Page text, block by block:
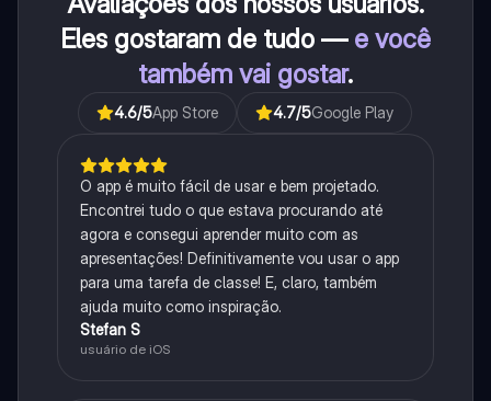
Eles gostaram de tudo — e você
também vai gostar.
4.6/5App Store 4.7/5Google Play
O app é muito fácil de usar e bem projetado.
Encontrei tudo o que estava procurando até
agora e consegui aprender muito com as
apresentações! Definitivamente vou usar o app
para uma tarefa de classe! E, claro, também
ajuda muito como inspiração.
Stefan S
usuário de iOS